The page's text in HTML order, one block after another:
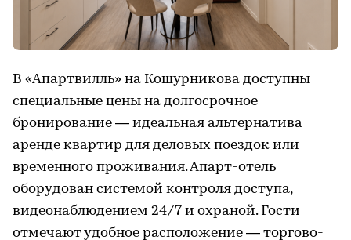
В «Апартвилль» на Кошурникова доступны
специальные цены на долгосрочное
бронирование — идеальная альтернатива
аренде квартир для деловых поездок или
временного проживания. Апарт-отель
оборудован системой контроля доступа,
видеонаблюдением 24/7 и охраной. Гости
отмечают удобное расположение — торгово-